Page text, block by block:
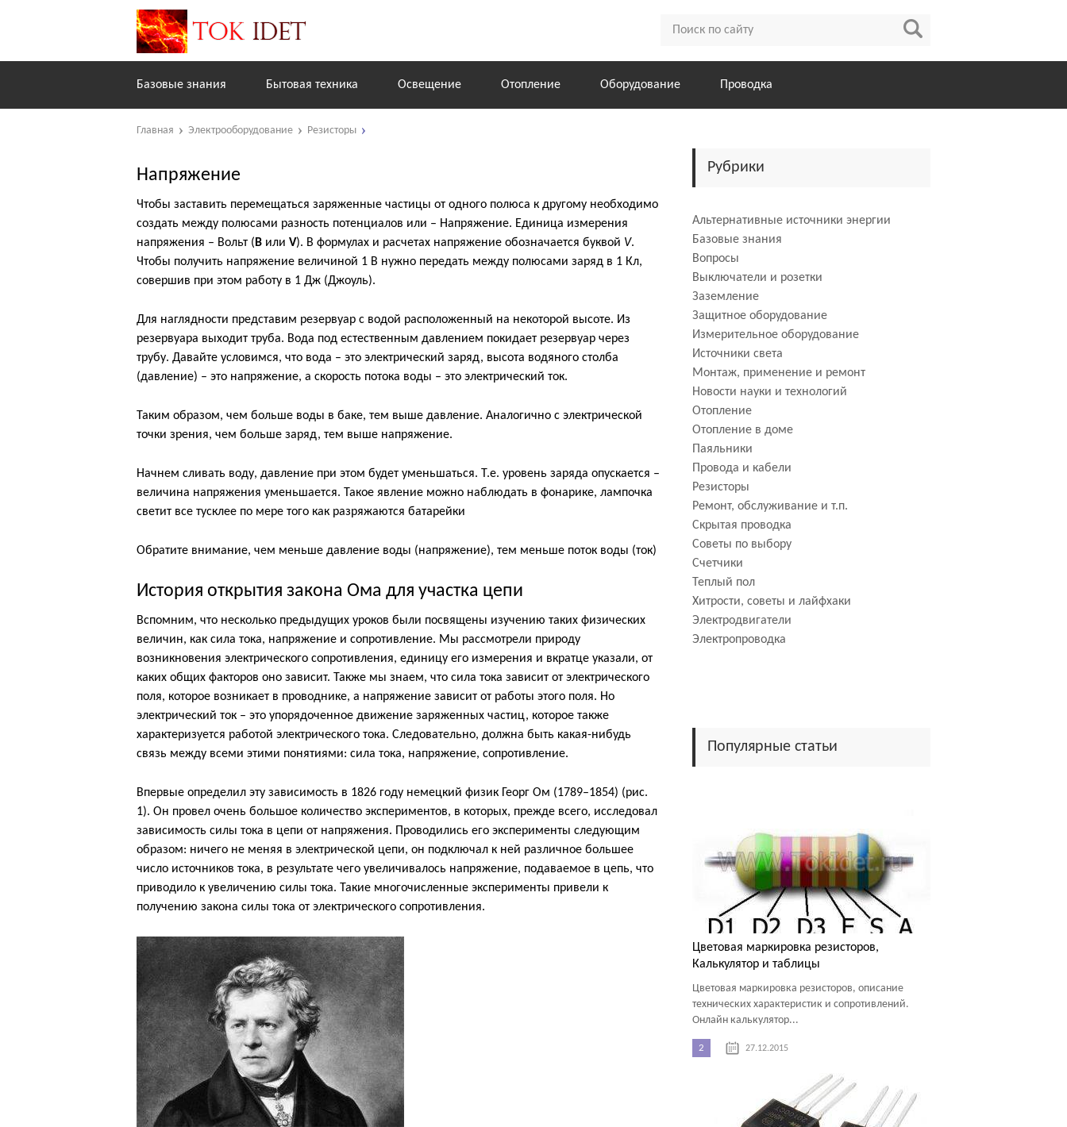
Базовые знания Бытовая техника Освещение Отопление Оборудование Проводка
Главная Электрооборудование Резисторы
Напряжение
Чтобы заставить перемещаться заряженные частицы от одного полюса к другому необходимо
создать между полюсами разность потенциалов или – Напряжение. Единица измерения
напряжения – Вольт ( В или V). В формулах и расчетах напряжение обозначается буквой V.
Чтобы получить напряжение величиной 1 В нужно передать между полюсами заряд в 1 Кл,
совершив при этом работу в 1 Дж (Джоуль).
Для наглядности представим резервуар с водой расположенный на некоторой высоте. Из
резервуара выходит труба. Вода под естественным давлением покидает резервуар через
трубу. Давайте условимся, что вода – это электрический заряд, высота водяного столба
(давление) – это напряжение, а скорость потока воды – это электрический ток.
Таким образом, чем больше воды в баке, тем выше давление. Аналогично с электрической
точки зрения, чем больше заряд, тем выше напряжение.
Начнем сливать воду, давление при этом будет уменьшаться. Т.е. уровень заряда опускается –
величина напряжения уменьшается. Такое явление можно наблюдать в фонарике, лампочка
светит все тусклее по мере того как разряжаются батарейки
Обратите внимание, чем меньше давление воды (напряжение), тем меньше поток воды (ток)
История открытия закона Ома для участка цепи
Вспомним, что несколько предыдущих уроков были посвящены изучению таких физических
величин, как сила тока, напряжение и сопротивление. Мы рассмотрели природу
возникновения электрического сопротивления, единицу его измерения и вкратце указали, от
каких общих факторов оно зависит. Также мы знаем, что сила тока зависит от электрического
поля, которое возникает в проводнике, а напряжение зависит от работы этого поля. Но
электрический ток – это упорядоченное движение заряженных частиц, которое также
характеризуется работой электрического тока. Следовательно, должна быть какая-нибудь
связь между всеми этими понятиями: сила тока, напряжение, сопротивление.
Впервые определил эту зависимость в 1826 году немецкий физик Георг Ом (1789–1854) (рис.
1). Он провел очень большое количество экспериментов, в которых, прежде всего, исследовал
зависимость силы тока в цепи от напряжения. Проводились его эксперименты следующим
образом: ничего не меняя в электрической цепи, он подключал к ней различное большее
число источников тока, в результате чего увеличивалось напряжение, подаваемое в цепь, что
приводило к увеличению силы тока. Такие многочисленные эксперименты привели к
получению закона силы тока от электрического сопротивления.
Рубрики
Альтернативные источники энергии
Базовые знания
Вопросы
Выключатели и розетки
Заземление
Защитное оборудование
Измерительное оборудование
Источники света
Монтаж, применение и ремонт
Новости науки и технологий
Отопление
Отопление в доме
Паяльники
Провода и кабели
Резисторы
Ремонт, обслуживание и т.п.
Скрытая проводка
Советы по выбору
Счетчики
Теплый пол
Хитрости, советы и лайфхаки
Электродвигатели
Электропроводка
Популярные статьи
Цветовая маркировка резисторов,
Калькулятор и таблицы
Цветовая маркировка резисторов, описание
технических характеристик и сопротивлений.
Онлайн калькулятор...
2 27.12.2015